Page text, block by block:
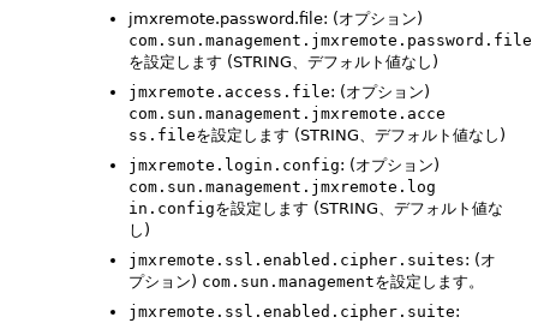
jmxremote.password.file: (オプション)
com.sun.management.jmxremote.password.file
を設定します (STRING、デフォルト値なし)
jmxremote.access.file: (オプション)
com.sun.management.jmxremote.acce
ss.fileを設定します (STRING、デフォルト値なし)
jmxremote.login.config: (オプション)
com.sun.management.jmxremote.log
in.configを設定します (STRING、デフォルト値な
し)
jmxremote.ssl.enabled.cipher.suites: (オ
プション) com.sun.managementを設定します。
jmxremote.ssl.enabled.cipher.suite: